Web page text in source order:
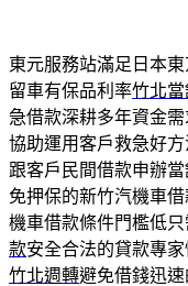
東元服務站滿足日本
留車有保品利率竹北當
急借款深耕多年資金需
協助運用客戶救急好
跟客戶民間借款申辦
免押保的新竹汽機車
機車借款條件門檻低
款安全合法的貸款專
竹北週轉避免借錢迅